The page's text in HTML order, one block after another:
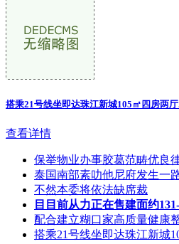
搭乘21号线坐即达珠江新城105㎡四房两厅
查看详情
保举物业办事胶葛范畴优良
泰国南部素叻他尼府发生一
不然本委将依法缺席裁
目目前从力正在售建面约
配合建立糊口家高质量健康
搭乘21号线坐即达珠江新城